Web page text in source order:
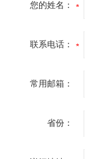
您的姓名：
联系电话：
常用邮箱：
省份：